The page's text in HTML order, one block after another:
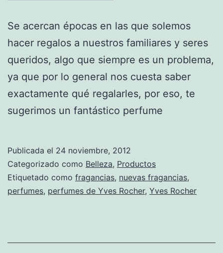
Se acercan épocas en las que solemos
hacer regalos a nuestros familiares y seres
queridos, algo que siempre es un problema,
ya que por lo general nos cuesta saber
exactamente qué regalarles, por eso, te
sugerimos un fantástico perfume
Publicada el 24 noviembre, 2012
Categorizado como Belleza, Productos
Etiquetado como fragancias, nuevas fragancias,
perfumes, perfumes de Yves Rocher, Yves Rocher